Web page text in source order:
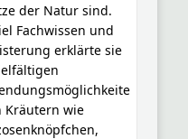
der Natur sind.
Fachwissen und
erklärte sie
Kräutern wie